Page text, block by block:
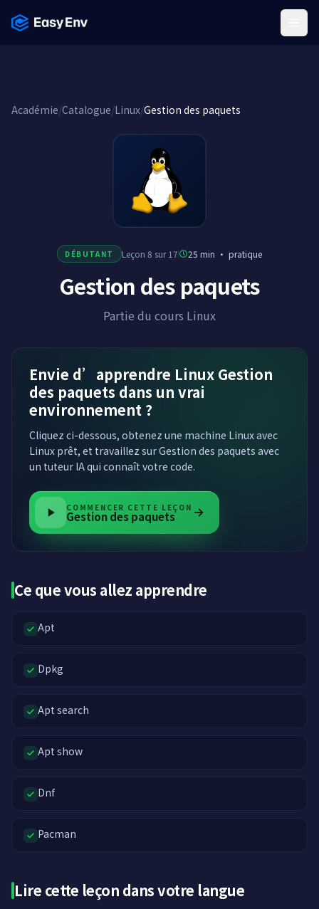
Académie/Catalogue/Linux/Gestion des paquets
DÉBUTANT Leçon 8 sur 17 25 min · pratique
Gestion des paquets
Partie du cours Linux
Envie d’apprendre Linux Gestion
des paquets dans un vrai
environnement ?
Cliquez ci-dessous, obtenez une machine Linux avec
Linux prêt, et travaillez sur Gestion des paquets avec
un tuteur IA qui connaît votre code.
COMMENCER CETTE LEÇON
Gestion des paquets
Ce que vous allez apprendre
Apt
Dpkg
Apt search
Apt show
Dnf
Pacman
Lire cette leçon dans votre langue